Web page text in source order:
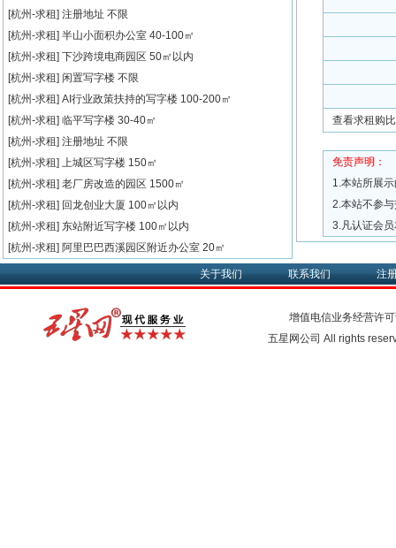
查看求租购
免责声明：
1.本站所展
2.本站不参
3.凡认证会
[杭州-求租] 注册地址 不限
[杭州-求租] 半山小面积办公室 40-100㎡
[杭州-求租] 下沙跨境电商园区 50㎡以内
[杭州-求租] 闲置写字楼 不限
[杭州-求租] AI行业政策扶持的写字楼 100-200㎡
[杭州-求租] 临平写字楼 30-40㎡
[杭州-求租] 注册地址 不限
[杭州-求租] 上城区写字楼 150㎡
[杭州-求租] 老厂房改造的园区 1500㎡
[杭州-求租] 回龙创业大厦 100㎡以内
[杭州-求租] 东站附近写字楼 100㎡以内
[杭州-求租] 阿里巴巴西溪园区附近办公室 20㎡
关于我们 联系我们 注
增值电信业务经营许
五星网公司 All rights